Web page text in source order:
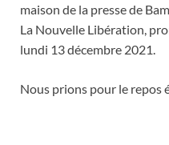
maison de la presse de
La Nouvelle Libération,
lundi 13 décembre 2021.
Nous prions pour le repos